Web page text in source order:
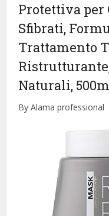
Protettiva per
Sfibrati,
Trattamento
Naturali,
By Alama professional